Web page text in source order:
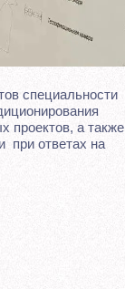
специальности
проектов, а также
при ответах на